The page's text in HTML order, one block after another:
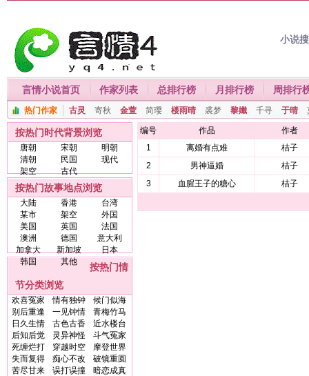
小说
言情小说首页 作家列表 总排行榜 月排行榜 周排行
热门作家 古灵 寄秋 金萱 简璎 楼雨晴 裘梦 黎孅 千寻 于晴
按热门时代背景浏览
唐朝 宋朝
明朝
清朝
民国
现代
架空
古代
按热门故事地点浏览
大陆 香港
台湾
某市
架空
外国
美国
英国
法国
澳洲
德国
意大利
加拿大
新加坡
日本
韩国
其他
按热门情
节分类浏览
欢喜冤家 情有独钟
候门似海
别后重逢
一见钟情
青梅竹马
日久生情
古色古香
近水楼台
后知后觉
灵异神怪
斗气冤家
死缠烂打
穿越时空
摩登世界
失而复得
痴心不改
破镜重圆
苦尽甘来
误打误撞
暗恋成真
编号 作品
作者
1
离婚有点难
桔子
2
男神逼婚
桔子
3
血腥王子的糖心 桔子